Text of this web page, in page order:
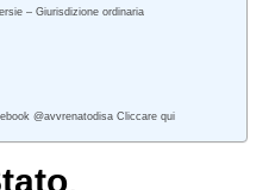
– Giurisdizione ordinaria
@avvrenatodisa Cliccare qui
,